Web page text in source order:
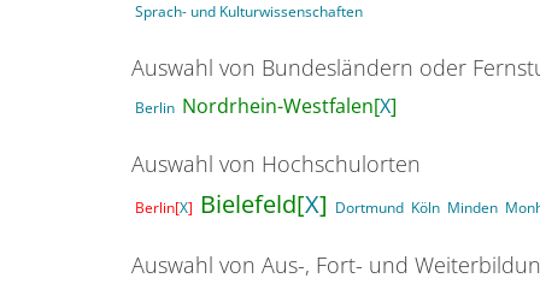
Sprach- und Kulturwissenschaften
Auswahl von Bundesländern oder
Berlin Nordrhein-Westfalen[X]
Auswahl von Hochschulorten
Berlin[X] Bielefeld[X] Dortmund Köln Minden
Auswahl von Aus-, Fort- und